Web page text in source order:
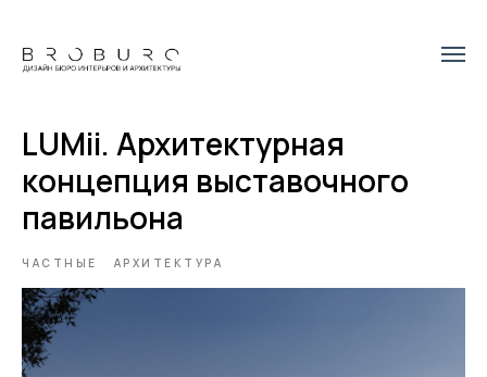
LUMii. Архитектурная
концепция выставочного
павильона
ЧАСТНЫЕ АРХИТЕКТУРА